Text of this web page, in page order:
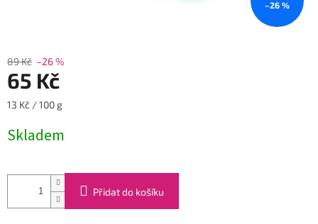
–26 %
89 Kč –26 %
65 Kč
Měrná
13 Kč / 100 g
Skladem
Přidat do košíku